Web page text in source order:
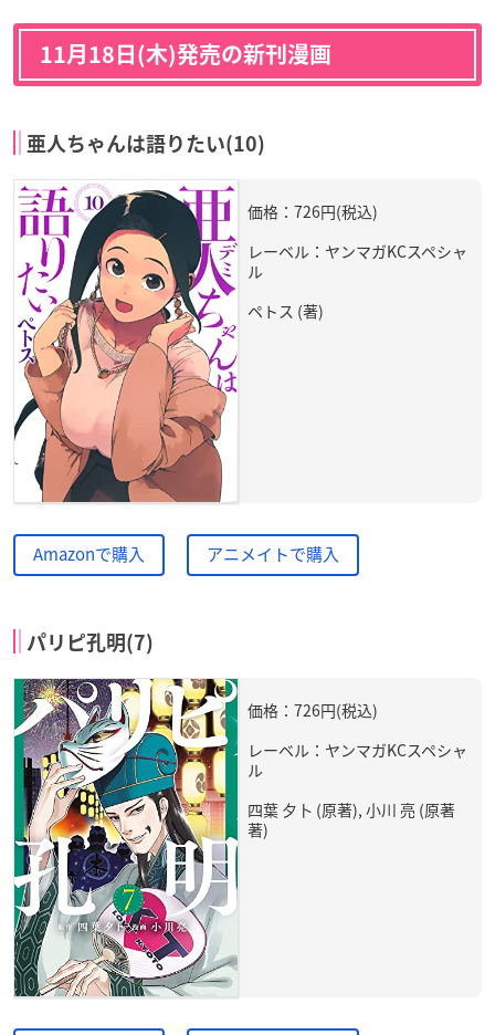
11月18日(木)発売の新刊漫画
亜人ちゃんは語りたい(10)
価格：726円(税込)
レーベル：ヤンマガKCスペシャ
ル
ペトス (著)
Amazonで購入 アニメイトで購入
パリピ孔明(7)
価格：726円(税込)
レーベル：ヤンマガKCスペシャ
ル
四葉 夕卜 (原著), 小川 亮 (原著
著)